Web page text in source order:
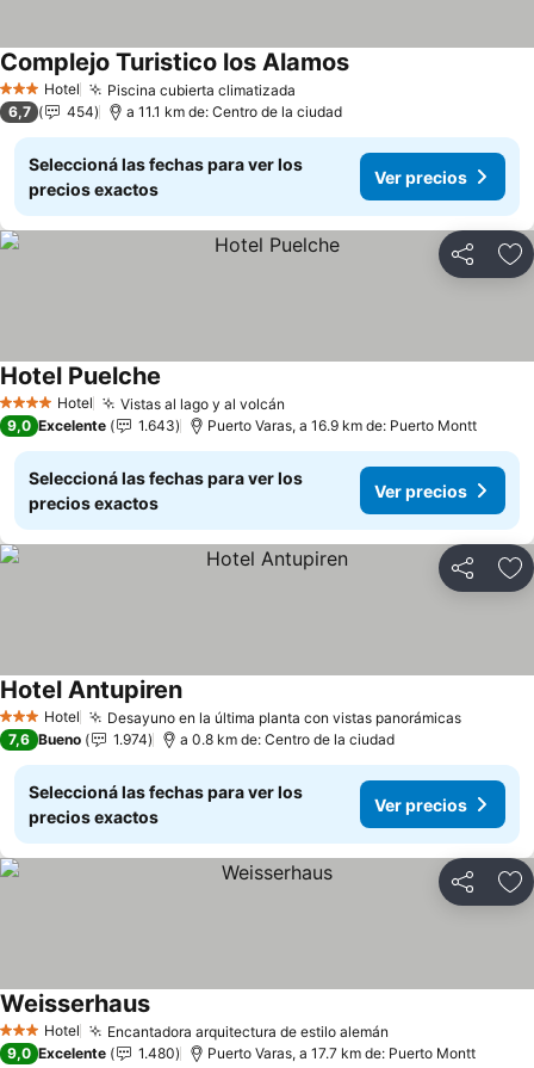
3 Estrellas
Hotel Piscina cubierta climatizada
Complejo Turistico los Alamos
6,7 454 a 11.1 km de: Centro de la ciudad
Seleccioná las fechas para ver los
precios exactos
Ver precios
Compartir
4 EstrellasHotel Vistas al lago y al volcán
Hotel Puelche
9,0 Excelente 1.643 Puerto Varas, a 16.9 km de: Puerto Montt
Seleccioná las fechas para ver los
precios exactos
Ver precios
Compartir
3 Estrellas
Hotel Desayuno en la última planta con vistas panorámicas
Hotel Antupiren
7,6 Bueno 1.974 a 0.8 km de: Centro de la ciudad
Seleccioná las fechas para ver los
precios exactos
Ver precios
Compartir
3 Estrellas
Hotel Encantadora arquitectura de estilo alemán
Weisserhaus
9,0 Excelente 1.480 Puerto Varas, a 17.7 km de: Puerto Montt